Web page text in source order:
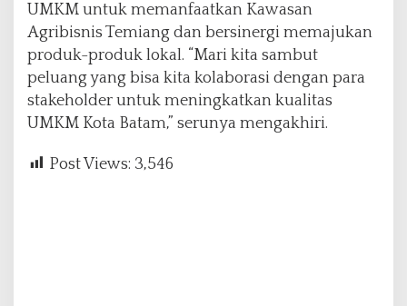
UMKM untuk memanfaatkan Kawasan
Agribisnis Temiang dan bersinergi memajukan
produk-produk lokal. “Mari kita sambut
peluang yang bisa kita kolaborasi dengan para
stakeholder untuk meningkatkan kualitas
UMKM Kota Batam,” serunya mengakhiri.
Post Views: 3,546